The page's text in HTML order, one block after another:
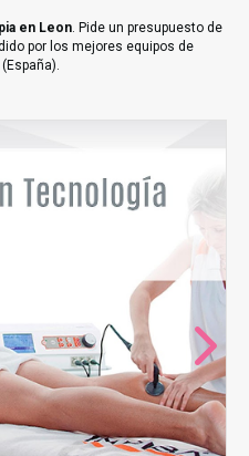
en Leon. Pide un presupuesto de
por los mejores equipos de